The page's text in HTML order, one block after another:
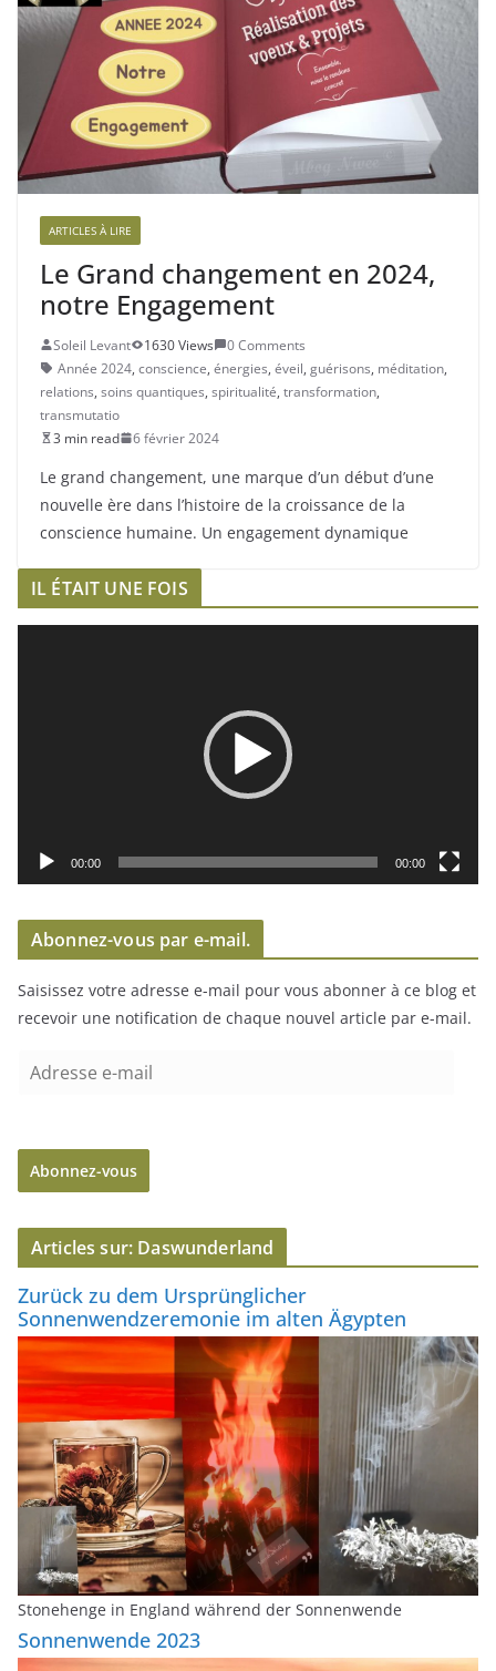
ARTICLES À LIRE
Le Grand changement en 2024,
notre Engagement
Soleil Levant 1630 Views
0 Comments
Année 2024, conscience, énergies, éveil, guérisons, méditation,
relations, soins quantiques, spiritualité, transformation,
transmutatio
3 min read
6 février 2024
Le grand changement, une marque d’un début d’une
nouvelle ère dans l’histoire de la croissance de la
conscience humaine. Un engagement dynamique
IL ÉTAIT UNE FOIS
d
é
00:00 00:00
Abonnez-vous par e-mail.
Saisissez votre adresse e-mail pour vous abonner à ce blog et
recevoir une notification de chaque nouvel article par e-mail.
e
e
-
m
a
Abonnez-vous
Articles sur: Daswunderland
Zurück zu dem Ursprünglicher
Sonnenwendzeremonie im alten Ägypten
Stonehenge in England während der Sonnenwende
Sonnenwende 2023